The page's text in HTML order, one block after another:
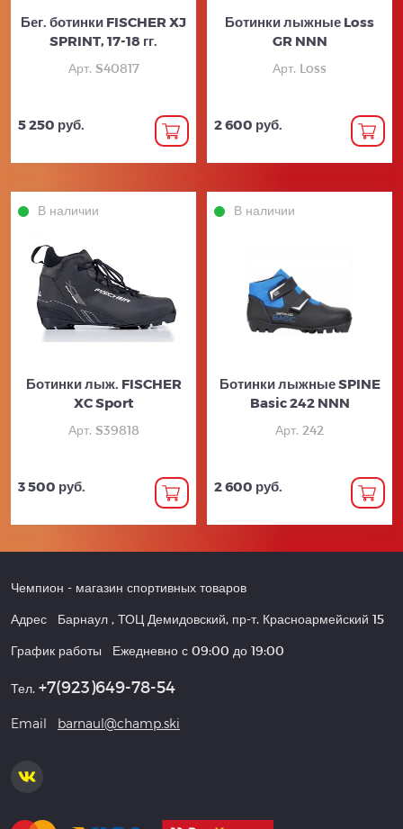
Бег. ботинки FISCHER XJ
SPRINT, 17-18 гг.
Арт. S40817
5 250 руб.
Ботинки лыжные Loss
GR NNN
Арт. Loss
2 600 руб.
В наличии
Ботинки лыж. FISCHER
XC Sport
Арт. S39818
3 500 руб.
В наличии
Ботинки лыжные SPINE
Basic 242 NNN
Арт. 242
2 600 руб.
Чемпион - магазин спортивных товаров
Адрес Барнаул , ТОЦ Демидовский, пр-т. Красноармейский 15
График работы Ежедневно с 09:00 до 19:00
Тел. +7(923)649-78-54
Email barnaul@champ.ski